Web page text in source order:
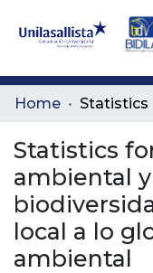
Communities
All of DSpace
Home Statistics
Statistics
ambiental
local a lo
ambiental